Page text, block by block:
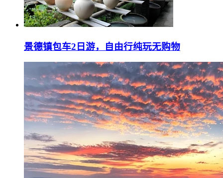
景德镇包车2日游，自由行纯玩无购物